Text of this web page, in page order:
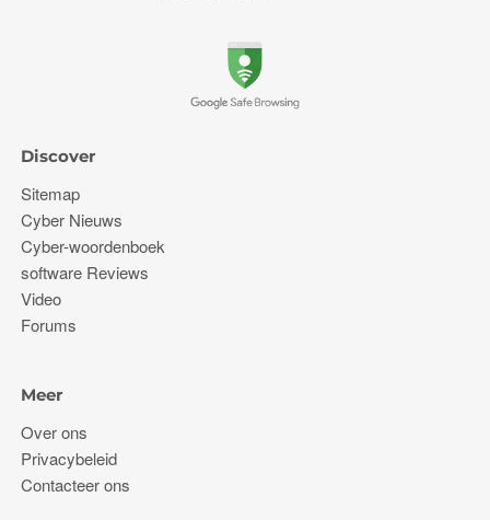
Discover
Sitemap
Cyber ​​Nieuws
Cyber-woordenboek
software Reviews
Video
Forums
Meer
Over ons
Privacybeleid
Contacteer ons